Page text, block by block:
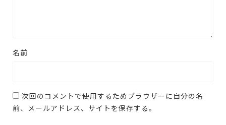
名前
次回のコメントで使用するためブラウザーに自分の名
前、メールアドレス、サイトを保存する。